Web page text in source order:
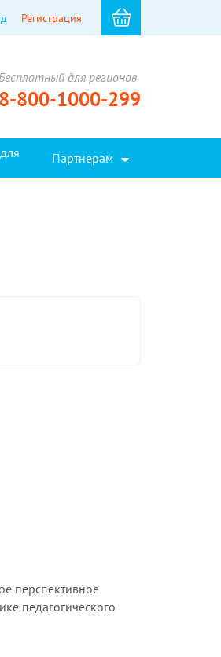
Регистрация
Бесплатный для регионов
8-800-1000-299
Партнерам
перспективное
педагогического